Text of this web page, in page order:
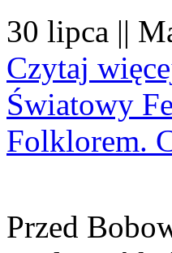
30 lipca ||
Czytaj
Światowy
Folklorem.
Przed